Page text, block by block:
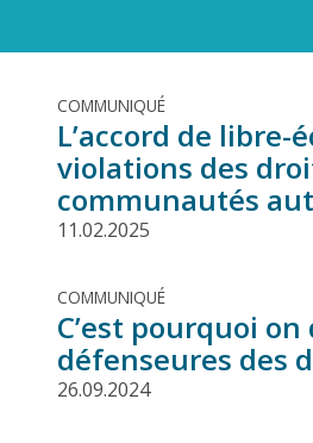
COMMUNIQUÉ
L’accord de libre-
violations des
communautés
11.02.2025
COMMUNIQUÉ
C’est pourquoi
défenseures des
26.09.2024